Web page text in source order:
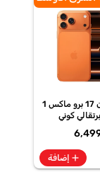
أبل آيفون 17 برو ماكس 1
كوني
add إضافة